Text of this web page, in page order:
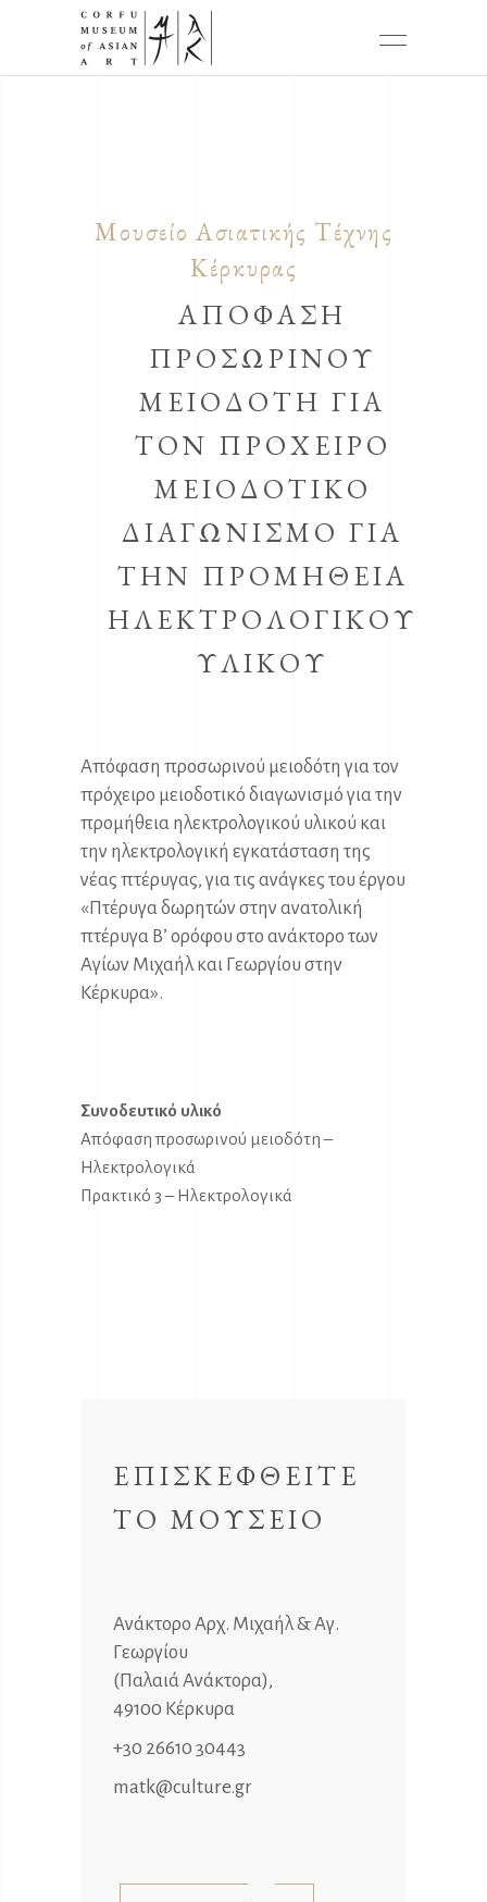
Μουσείο Ασιατικής Τέχνης
Κέρκυρας
ΑΠΟΦΑΣΗ
ΠΡΟΣΩΡΙΝΟΥ
ΜΕΙΟΔΟΤΗ ΓΙΑ
ΤΟΝ ΠΡΟΧΕΙΡΟ
ΜΕΙΟΔΟΤΙΚΟ
ΔΙΑΓΩΝΙΣΜΟ ΓΙΑ
ΤΗΝ ΠΡΟΜΗΘΕΙΑ
ΗΛΕΚΤΡΟΛΟΓΙΚΟΥ
ΥΛΙΚΟΥ
Απόφαση προσωρινού μειοδότη για τον
πρόχειρο μειοδοτικό διαγωνισμό για την
προμήθεια ηλεκτρολογικού υλικού και
την ηλεκτρολογική εγκατάσταση της
νέας πτέρυγας, για τις ανάγκες του έργου
«Πτέρυγα δωρητών στην ανατολική
πτέρυγα Β’ ορόφου στο ανάκτορο των
Αγίων Μιχαήλ και Γεωργίου στην
Κέρκυρα».
Συνοδευτικό υλικό
Απόφαση προσωρινού μειοδότη –
Ηλεκτρολογικά
Πρακτικό 3 – Ηλεκτρολογικά
ΕΠΙΣΚΕΦΘΕΙΤΕ
ΤΟ ΜΟΥΣΕΙΟ
Ανάκτορο Αρχ. Μιχαήλ & Αγ.
Γεωργίου
(Παλαιά Ανάκτορα),
49100 Κέρκυρα
+30 26610 30443
matk@culture.gr